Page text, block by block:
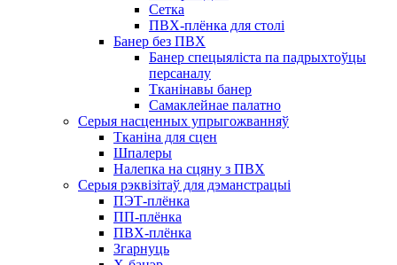
Сетка
ПВХ-плёнка для столі
Банер без ПВХ
Банер спецыяліста па падрыхтоўцы
персаналу
Тканінавы банер
Самаклейнае палатно
Серыя насценных упрыгожванняў
Тканіна для сцен
Шпалеры
Налепка на сцяну з ПВХ
Серыя рэквізітаў для дэманстрацыі
ПЭТ-плёнка
ПП-плёнка
ПВХ-плёнка
Згарнуць